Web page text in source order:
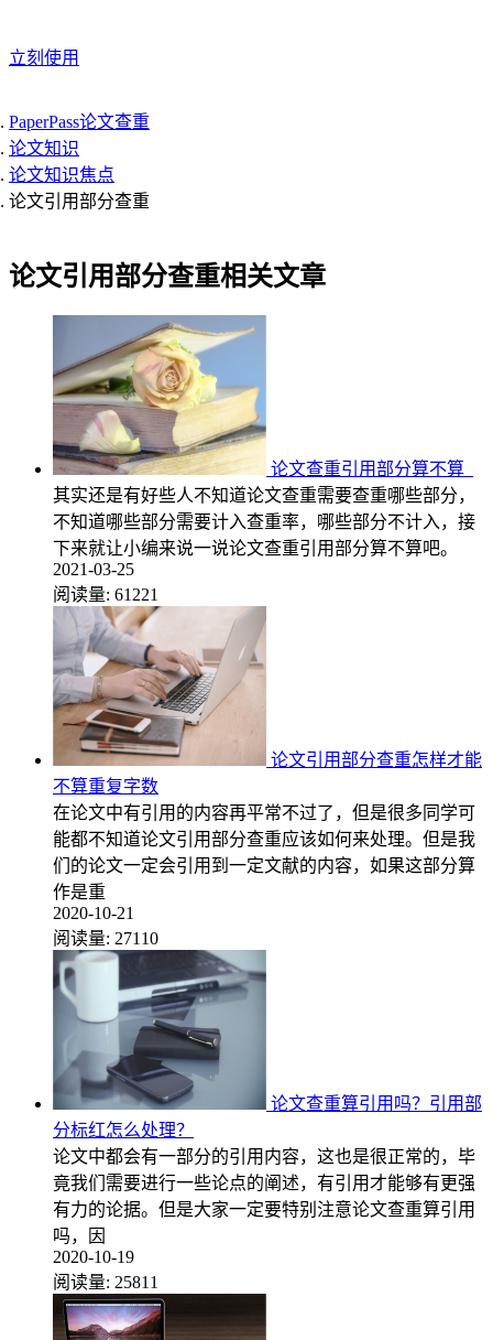
立刻使用
PaperPass论文查重
论文知识
论文知识焦点
论文引用部分查重
论文引用部分查重相关文章
论文查重引用部分算不算
其实还是有好些人不知道论文查重需要查重哪些部分，
不知道哪些部分需要计入查重率，哪些部分不计入，接
下来就让小编来说一说论文查重引用部分算不算吧。
2021-03-25
阅读量: 61221
论文引用部分查重怎样才能
不算重复字数
在论文中有引用的内容再平常不过了，但是很多同学可
能都不知道论文引用部分查重应该如何来处理。但是我
们的论文一定会引用到一定文献的内容，如果这部分算
作是重
2020-10-21
阅读量: 27110
论文查重算引用吗？引用部
分标红怎么处理？
论文中都会有一部分的引用内容，这也是很正常的，毕
竟我们需要进行一些论点的阐述，有引用才能够有更强
有力的论据。但是大家一定要特别注意论文查重算引用
吗，因
2020-10-19
阅读量: 25811